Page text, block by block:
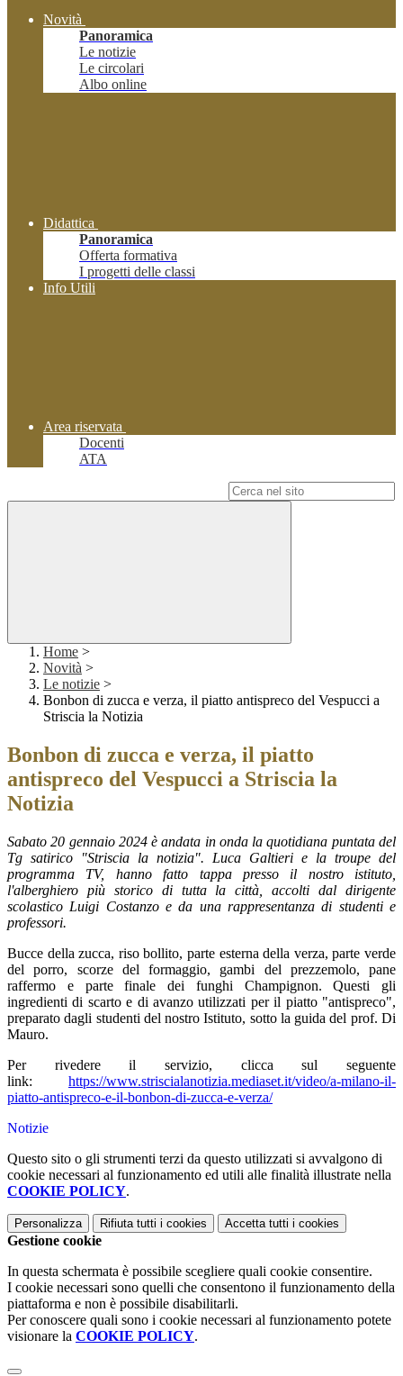
Novità
Panoramica
Le notizie
Le circolari
Albo online
Didattica
Panoramica
Offerta formativa
I progetti delle classi
Info Utili
Area riservata
Docenti
ATA
Home >
Novità >
Le notizie >
Bonbon di zucca e verza, il piatto antispreco del Vespucci a
Striscia la Notizia
Bonbon di zucca e verza, il piatto
antispreco del Vespucci a Striscia la
Notizia
Sabato 20 gennaio 2024 è andata in onda la quotidiana puntata del
Tg satirico "Striscia la notizia". Luca Galtieri e la troupe del
programma TV, hanno fatto tappa presso il nostro istituto,
l'alberghiero più storico di tutta la città, accolti dal dirigente
scolastico Luigi Costanzo e da una rappresentanza di studenti e
professori.
Bucce della zucca, riso bollito, parte esterna della verza, parte verde
del porro, scorze del formaggio, gambi del prezzemolo, pane
raffermo e parte finale dei funghi Champignon. Questi gli
ingredienti di scarto e di avanzo utilizzati per il piatto "antispreco",
preparato dagli studenti del nostro Istituto, sotto la guida del prof. Di
Mauro.
Per rivedere il servizio, clicca sul seguente
link:
https://www.striscialanotizia.mediaset.it/video/a-milano-il-
piatto-antispreco-e-il-bonbon-di-zucca-e-verza/
Notizie
Questo sito o gli strumenti terzi da questo utilizzati si avvalgono di
cookie necessari al funzionamento ed utili alle finalità illustrate nella
COOKIE POLICY.
Personalizza Rifiuta tutti i cookies Accetta tutti i cookies
Gestione cookie
In questa schermata è possibile scegliere quali cookie consentire.
I cookie necessari sono quelli che consentono il funzionamento della
piattaforma e non è possibile disabilitarli.
Per conoscere quali sono i cookie necessari al funzionamento potete
visionare la COOKIE POLICY.